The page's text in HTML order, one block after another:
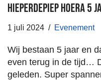
Hieperdepiep Hoera 5
1 juli 2024 Evenement
Wij bestaan 5 jaar en
even terug in de tijd…
geleden. Super